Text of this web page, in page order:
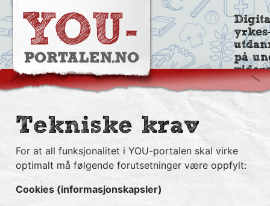
på
Tekniske krav
For at all funksjonalitet i YOU-portalen skal virke
optimalt må følgende forutsetninger være oppfylt:
Cookies (informasjonskapsler)